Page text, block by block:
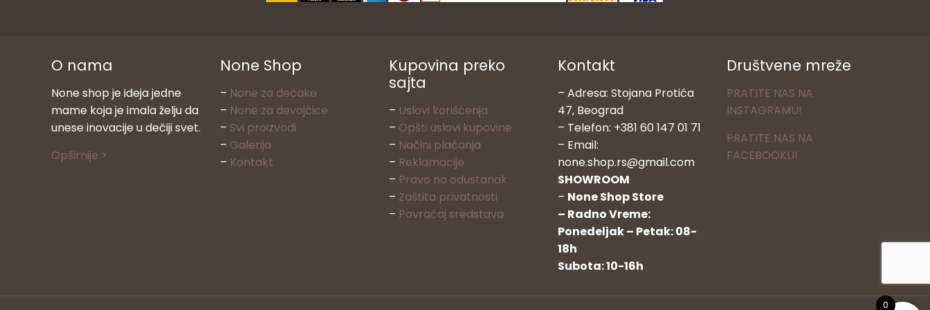
O nama
None shop je ideja jedne
mame koja je imala želju da
unese inovacije u dečiji svet.
Opširnije >
None Shop
– None za dečake
– None za devojčice
– Svi proizvodi
– Galerija
– Kontakt
Kupovina preko
sajta
– Uslovi korišćenja
– Opšti uslovi kupovine
– Načini plaćanja
– Reklamacije
– Pravo na odustanak
– Zaštita privatnosti
– Povraćaj sredstava
Kontakt
– Adresa: Stojana Protića
47, Beograd
– Telefon: +381 60 147 01 71
– Email:
none.shop.rs@gmail.com
SHOWROOM
– None Shop Store
– Radno Vreme:
Ponedeljak – Petak: 08-
18h
Subota: 10-16h
Društvene mreže
PRATITE NAS NA
INSTAGRAMU!
PRATITE NAS NA
FACEBOOKU!
0